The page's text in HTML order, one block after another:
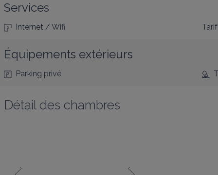
Services
Internet / Wifi
Équipements extérieurs
Parking privé
Détail des chambres